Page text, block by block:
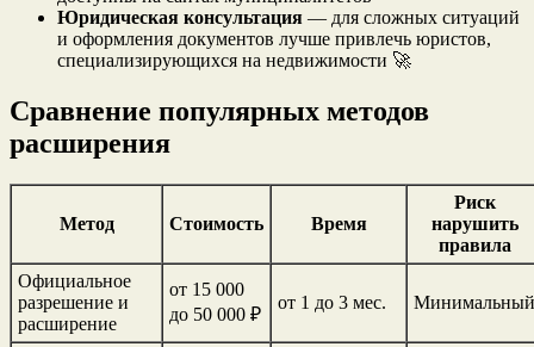
Юридическая консультация — для сложных ситуаций
и оформления документов лучше привлечь юристов,
специализирующихся на недвижимости 🚀
Сравнение популярных методов
расширения
Метод Стоимость Время
Риск
нарушить
правила
Официальное
разрешение и
расширение
от 15 000
до 50 000 ₽
от 1 до 3 мес. Минимальный